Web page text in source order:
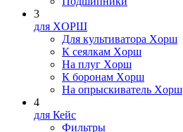
3
для XOPШ
Для культиватора Xopш
К сеялкам Xopш
На плуг Xopш
К боронам Xopш
На опрыскиватель Xopш
4
для Кейс
Фильтры